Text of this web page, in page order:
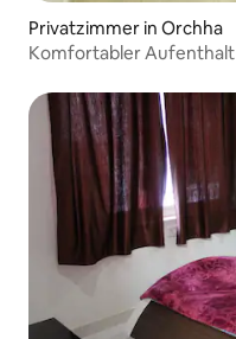
Privatzimmer in Orchha
Komfortabler Aufenthalt